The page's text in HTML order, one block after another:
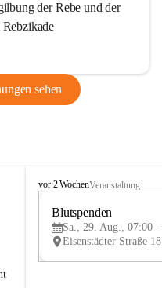
der Rebe und der
sehen
B
e
vor 2 WochenVeranstaltung
Blutspenden
Sa., 29. Aug., 07:00 -